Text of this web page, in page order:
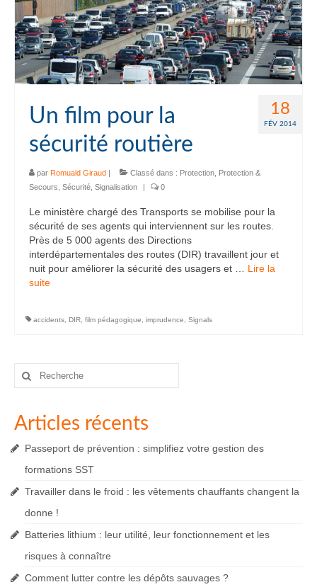
18
FÉV 2014
Un film pour la
sécurité routière
par Romuald Giraud | Classé dans : Protection Protection &
Secours Sécurité Signalisation | 0
Le ministère chargé des Transports se mobilise pour la
sécurité de ses agents qui interviennent sur les routes.
Près de 5 000 agents des Directions
interdépartementales des routes (DIR) travaillent jour et
nuit pour améliorer la sécurité des usagers et … Lire la
suite­­
accidents DIR film pédagogique imprudence Signals
Rechercher
Articles récents
Passeport de prévention : simplifiez votre gestion des
formations SST
Travailler dans le froid : les vêtements chauffants changent la
donne !
Batteries lithium : leur utilité, leur fonctionnement et les
risques à connaître
Comment lutter contre les dépôts sauvages ?